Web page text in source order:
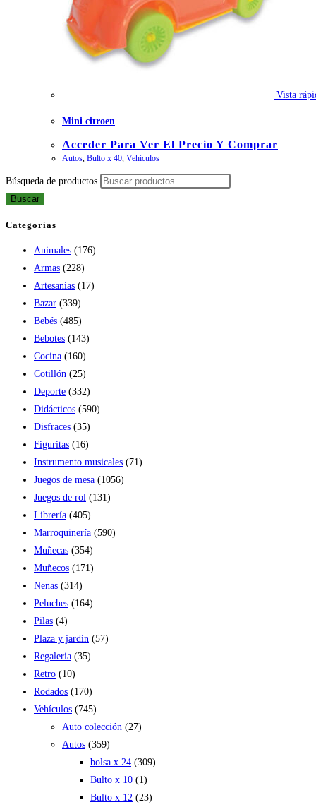
Vista
Mini citroen
Acceder Para Ver El Precio Y Comprar
Autos, Bulto x 40, Vehículos
Búsqueda de productos
Buscar
Categorías
Animales (176)
Armas (228)
Artesanias (17)
Bazar (339)
Bebés (485)
Bebotes (143)
Cocina (160)
Cotillón (25)
Deporte (332)
Didácticos (590)
Disfraces (35)
Figuritas (16)
Instrumento musicales (71)
Juegos de mesa (1056)
Juegos de rol (131)
Librería (405)
Marroquinería (590)
Muñecas (354)
Muñecos (171)
Nenas (314)
Peluches (164)
Pilas (4)
Plaza y jardin (57)
Regaleria (35)
Retro (10)
Rodados (170)
Vehículos (745)
Auto colección (27)
Autos (359)
bolsa x 24 (309)
Bulto x 10 (1)
Bulto x 12 (23)